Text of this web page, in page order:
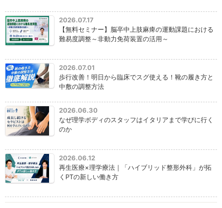
2026.07.17
【無料セミナー】脳卒中上肢麻痺の運動課題における
難易度調整～非動力免荷装置の活用～
2026.07.01
歩行改善！明日から臨床でスグ使える！靴の履き方と
中敷の調整方法
2026.06.30
なぜ理学ボディのスタッフはイタリアまで学びに行く
のか
2026.06.12
再生医療×理学療法｜「ハイブリッド整形外科」が拓
くPTの新しい働き方